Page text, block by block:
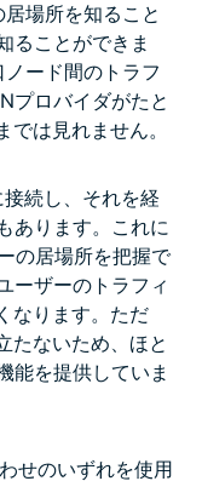
場所を知ること
ることができま
ード間のトラフ
プロバイダがたと
は見れません。
続し、それを経
あります。これに
の居場所を把握で
ーザーのトラフィ
なります。ただ
たないため、ほと
能を提供していま
せのいずれを使用